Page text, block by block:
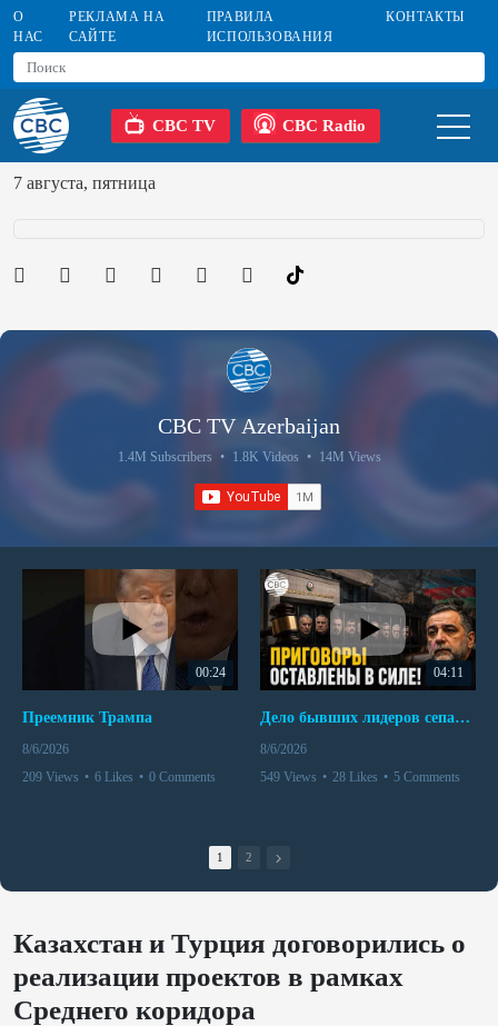
О
НАС
РЕКЛАМА НА
САЙТЕ
ПРАВИЛА
ИСПОЛЬЗОВАНИЯ
КОНТАКТЫ
CBC TV CBC Radio
7 августа, пятница
CBC TV Azerbaijan
1.4M Subscribers • 1.8K Videos • 14M Views
00:24
Преемник Трампа
8/6/2026
209 Views • 6 Likes • 0 Comments
04:11
Дело бывших лидеров сепаратистского режима в Карабахе
8/6/2026
549 Views • 28 Likes • 5 Comments
1 2
Казахстан и Турция договорились о
реализации проектов в рамках
Среднего коридора